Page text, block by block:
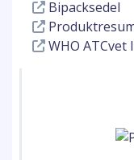
Bipacksedel
WHO ATCvet